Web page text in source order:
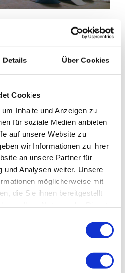
Details Über Cookies
Cookies
Inhalte und Anzeigen zu
für soziale Medien anbieten
auf unsere Website zu
wir Informationen zu Ihrer
an unsere Partner für
und Analysen weiter. Unsere
möglicherweise mit
die Sie ihnen bereitgestellt
2 3 4 →